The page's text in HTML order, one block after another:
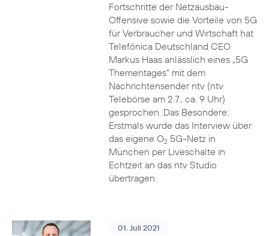
Fortschritte der Netzausbau-
Offensive sowie die Vorteile von 5G
für Verbraucher und Wirtschaft hat
Telefónica Deutschland CEO
Markus Haas anlässlich eines „5G
Thementages“ mit dem
Nachrichtensender ntv (ntv
Telebörse am 2.7., ca. 9 Uhr)
gesprochen. Das Besondere:
Erstmals wurde das Interview über
das eigene O25G-Netz in
München per Liveschalte in
Echtzeit an das ntv Studio
übertragen.
01. Juli 2021